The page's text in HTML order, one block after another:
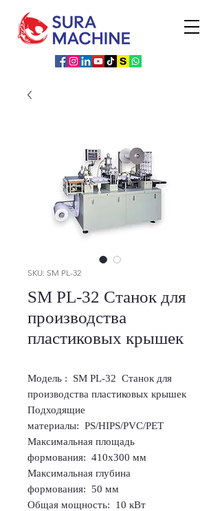
SKU: SM PL-32
SM PL-32 Станок для
производства
пластиковых крышек
Модель : SM PL-32 Станок для
производства пластиковых крышек
Подходящие
материалы: PS/HIPS/PVC/PET
Максимальная площадь
формования: 410x300 мм
Максимальная глубина
формования: 50 мм
Общая мощность: 10 кВт